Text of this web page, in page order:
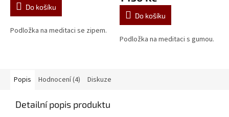
5,0
5
Do košíku
Podložka na meditaci se zipem.
Do košíku
Podložka na meditaci s gumou.
Popis Hodnocení (4) Diskuze
Detailní popis produktu